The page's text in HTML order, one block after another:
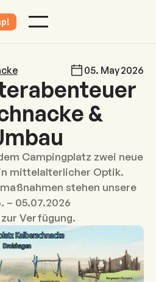
05. May2026
&
Campingplatz zwei neue
mittelalterlicher Optik.
stehen unsere
– 05.07.2026
Verfügung.